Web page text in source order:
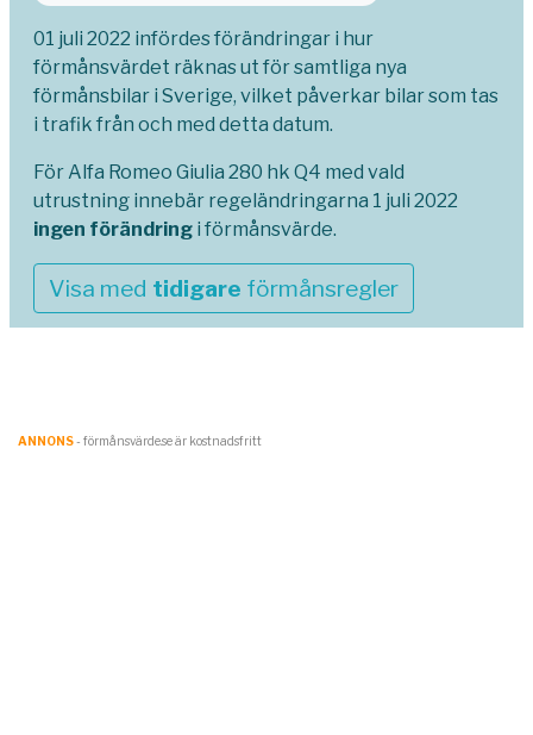
01 juli 2022 infördes förändringar i hur
förmånsvärdet räknas ut för samtliga nya
förmånsbilar i Sverige, vilket påverkar bilar som tas
i trafik från och med detta datum.
För Alfa Romeo Giulia 280 hk Q4 med vald
utrustning innebär regeländringarna 1 juli 2022
ingen förändring i förmånsvärde.
Visa med tidigare förmånsregler
ANNONS- förmånsvärde.se är kostnadsfritt